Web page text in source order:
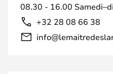
08.30 - 16.00
+32 28 08 66 38